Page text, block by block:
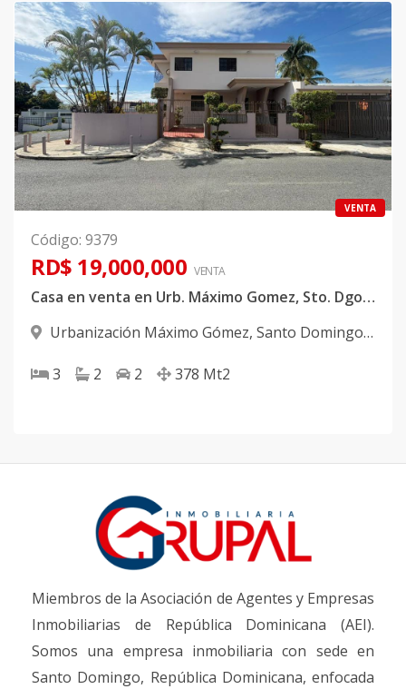
VENTA
Código: 9379
RD$ 19,000,000 VENTA
Casa en venta en Urb. Máximo Gomez, Sto. Dgo. Norte
Urbanización Máximo Gómez, Santo Domingo
3
2 2 378 Mt2
Miembros de la Asociación de Agentes y Empresas
Inmobiliarias de República Dominicana (AEI).
Somos una empresa inmobiliaria con sede en
Santo Domingo, República Dominicana, enfocada